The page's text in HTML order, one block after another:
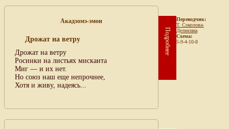
Акадзомэ-эмон
Дрожат на ветру
Дрожат на ветру
Росинки на листьях мисканта
Миг — и их нет.
Но союз наш еще непрочнее,
Хотя и живу, надеясь...
Подробнее
Переводчик:
Т. Соколова-
Делюсина
Схема:
5-9-4-10-8